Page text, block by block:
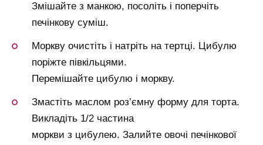
Змішайте з манкою, посоліть і поперчіть
печінкову суміш.
Моркву очистіть і натріть на тертці. Цибулю
поріжте півкільцями.
Перемішайте цибулю і моркву.
Змастіть маслом роз’ємну форму для торта.
Викладіть 1/2 частина
моркви з цибулею. Залийте овочі печінкової